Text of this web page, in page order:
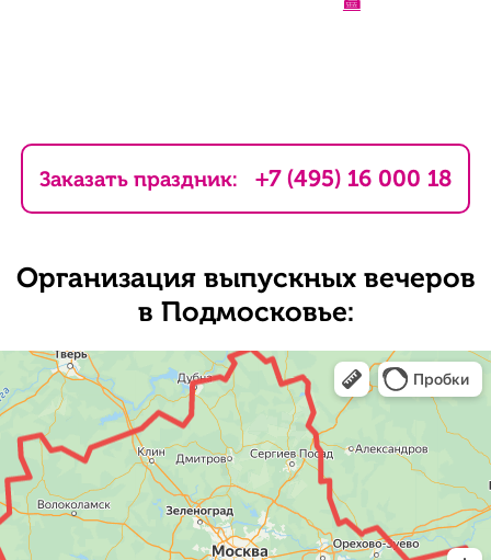
Заказать праздник: +7 (495) 16 000 18
Организация выпускных вечеров
в Подмосковье: